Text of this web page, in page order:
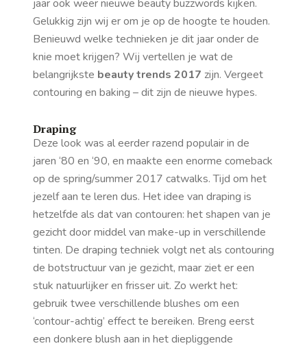
jaar ook weer nieuwe beauty buzzwords kijken.
Gelukkig zijn wij er om je op de hoogte te houden.
Benieuwd welke technieken je dit jaar onder de
knie moet krijgen? Wij vertellen je wat de
belangrijkste beauty trends 2017 zijn. Vergeet
contouring en baking – dit zijn de nieuwe hypes.
Draping
Deze look was al eerder razend populair in de
jaren ‘80 en ‘90, en maakte een enorme comeback
op de spring/summer 2017 catwalks. Tijd om het
jezelf aan te leren dus. Het idee van draping is
hetzelfde als dat van contouren: het shapen van je
gezicht door middel van make-up in verschillende
tinten. De draping techniek volgt net als contouring
de botstructuur van je gezicht, maar ziet er een
stuk natuurlijker en frisser uit. Zo werkt het:
gebruik twee verschillende blushes om een
‘contour-achtig’ effect te bereiken. Breng eerst
een donkere blush aan in het diepliggende